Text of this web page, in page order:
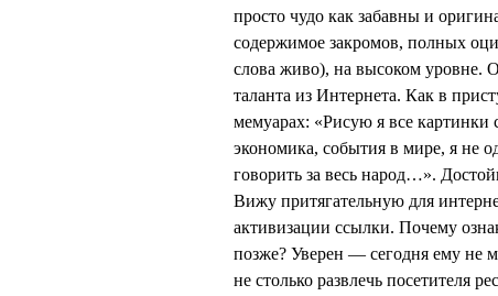
просто чудо как забавны и
содержимое закромов, полных
слова живо), на высоком уровне.
таланта из Интернета. Как в
мемуарах: «Рисую я все картинки
экономика, события в мире, я не
говорить за весь народ…».
Вижу притягательную для
активизации ссылки. Почему
позже? Уверен — сегодня ему не
не столько развлечь посетителя